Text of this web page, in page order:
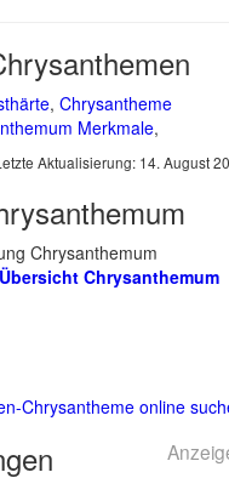
, Chrysantheme
Merkmale,
Aktualisierung: 14. August
Chrysanthemum
Übersicht Chrysanthemum
Chrysantheme online